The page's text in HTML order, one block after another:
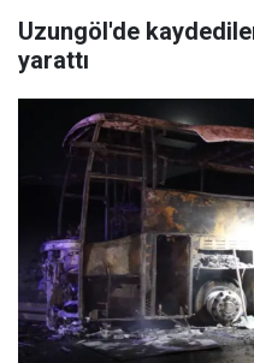
Uzungöl'de
yarattı